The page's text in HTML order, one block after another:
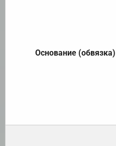
Основание (обвязка)